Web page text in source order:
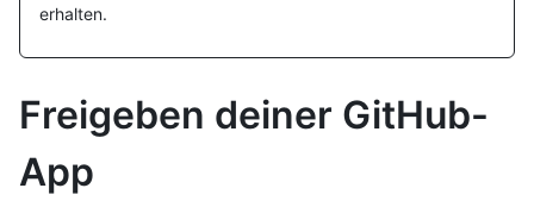
erhalten.
Freigeben deiner GitHub-
App